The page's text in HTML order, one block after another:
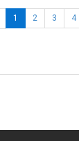
1 2 3 4